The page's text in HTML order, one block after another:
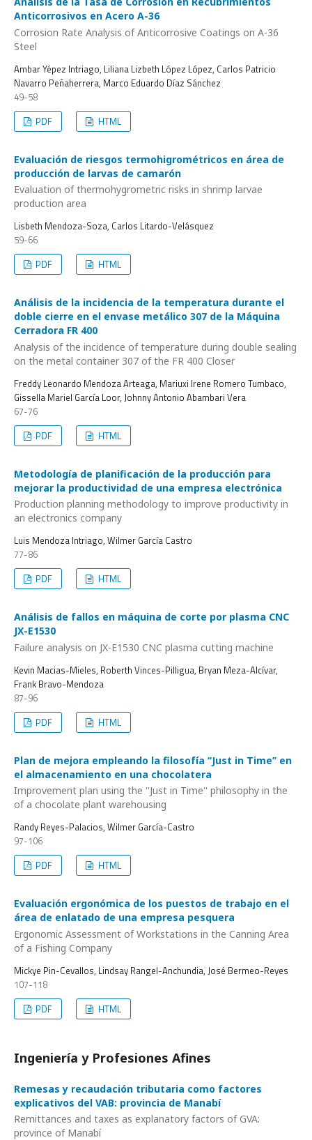
Anticorrosivos en Acero A-36
Corrosion Rate Analysis of Anticorrosive Coatings on A-36
Steel
Ambar Yépez Intriago, Liliana Lizbeth López López, Carlos Patricio
Navarro Peñaherrera, Marco Eduardo Díaz Sánchez
49-58
PDF
HTML
Evaluación de riesgos termohigrométricos en área de
producción de larvas de camarón
Evaluation of thermohygrometric risks in shrimp larvae
production area
Lisbeth Mendoza-Soza, Carlos Litardo-Velásquez
59-66
PDF
HTML
Análisis de la incidencia de la temperatura durante el
doble cierre en el envase metálico 307 de la Máquina
Cerradora FR 400
Analysis of the incidence of temperature during double sealing
on the metal container 307 of the FR 400 Closer
Freddy Leonardo Mendoza Arteaga, Mariuxi Irene Romero Tumbaco,
Gissella Mariel García Loor, Johnny Antonio Abambari Vera
67-76
PDF
HTML
Metodología de planificación de la producción para
mejorar la productividad de una empresa electrónica
Production planning methodology to improve productivity in
an electronics company
Luis Mendoza Intriago, Wilmer García Castro
77-86
PDF
HTML
Análisis de fallos en máquina de corte por plasma CNC
JX-E1530
Failure analysis on JX-E1530 CNC plasma cutting machine
Kevin Macias-Mieles, Roberth Vinces-Pilligua, Bryan Meza-Alcívar,
Frank Bravo-Mendoza
87-96
PDF
HTML
Plan de mejora empleando la filosofía ‘‘Just in Time’’ en
el almacenamiento en una chocolatera
Improvement plan using the ''Just in Time'' philosophy in the
of a chocolate plant warehousing
Randy Reyes-Palacios, Wilmer García-Castro
97-106
PDF
HTML
Evaluación ergonómica de los puestos de trabajo en el
área de enlatado de una empresa pesquera
Ergonomic Assessment of Workstations in the Canning Area
of a Fishing Company
Mickye Pin-Cevallos, Lindsay Rangel-Anchundia, José Bermeo-Reyes
107-118
PDF
HTML
Ingeniería y Profesiones Afines
Remesas y recaudación tributaria como factores
explicativos del VAB: provincia de Manabí
Remittances and taxes as explanatory factors of GVA:
province of Manabí